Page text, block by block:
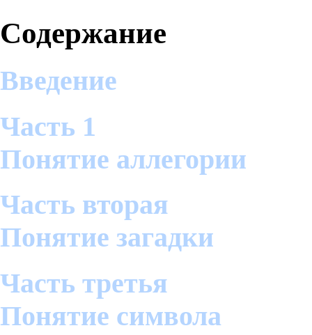
Содержание
Введение
Часть 1
Понятие аллегории
Часть вторая
Понятие загадки
Часть третья
Понятие символа